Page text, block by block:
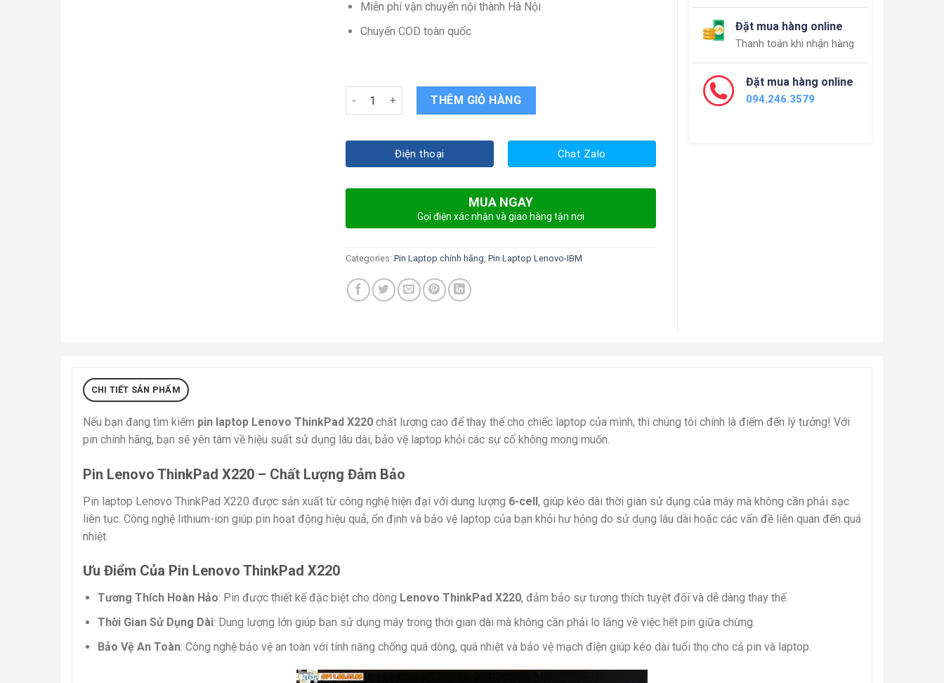
Miễn phí vận chuyển nội thành Hà Nội
Chuyển COD toàn quốc
Pin Laptop Lenovo thinkpad X220 quantity
THÊM GIỎ HÀNG
Điện thoại Chat Zalo
MUA NGAY
Gọi điện xác nhận và giao hàng tận nơi
Categories: Pin Laptop chính hãng Pin Laptop Lenovo-IBM
Đặt mua hàng online
Thanh toán khi nhận hàng
Đặt mua hàng online
094.246.3579
CHI TIẾT SẢN PHẨM
Nếu bạn đang tìm kiếm pin laptop Lenovo ThinkPad X220 chất lượng cao để thay thế cho chiếc laptop của mình, thì chúng tôi chính là điểm đến lý tưởng! Với
pin chính hãng, bạn sẽ yên tâm về hiệu suất sử dụng lâu dài, bảo vệ laptop khỏi các sự cố không mong muốn.
Pin Lenovo ThinkPad X220 – Chất Lượng Đảm Bảo
Pin laptop Lenovo ThinkPad X220 được sản xuất từ công nghệ hiện đại với dung lượng 6-cell, giúp kéo dài thời gian sử dụng của máy mà không cần phải sạc
liên tục. Công nghệ lithium-ion giúp pin hoạt động hiệu quả, ổn định và bảo vệ laptop của bạn khỏi hư hỏng do sử dụng lâu dài hoặc các vấn đề liên quan đến quá
nhiệt.
Ưu Điểm Của Pin Lenovo ThinkPad X220
Tương Thích Hoàn Hảo: Pin được thiết kế đặc biệt cho dòng Lenovo ThinkPad X220, đảm bảo sự tương thích tuyệt đối và dễ dàng thay thế.
Thời Gian Sử Dụng Dài: Dung lượng lớn giúp bạn sử dụng máy trong thời gian dài mà không cần phải lo lắng về việc hết pin giữa chừng.
Bảo Vệ An Toàn: Công nghệ bảo vệ an toàn với tính năng chống quá dòng, quá nhiệt và bảo vệ mạch điện giúp kéo dài tuổi thọ cho cả pin và laptop.